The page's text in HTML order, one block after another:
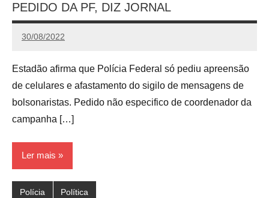
PEDIDO DA PF, DIZ JORNAL
30/08/2022
Redação
Estadão afirma que Polícia Federal só pediu apreensão
de celulares e afastamento do sigilo de mensagens de
bolsonaristas. Pedido não especifico de coordenador da
campanha […]
Ler mais
Polícia Política